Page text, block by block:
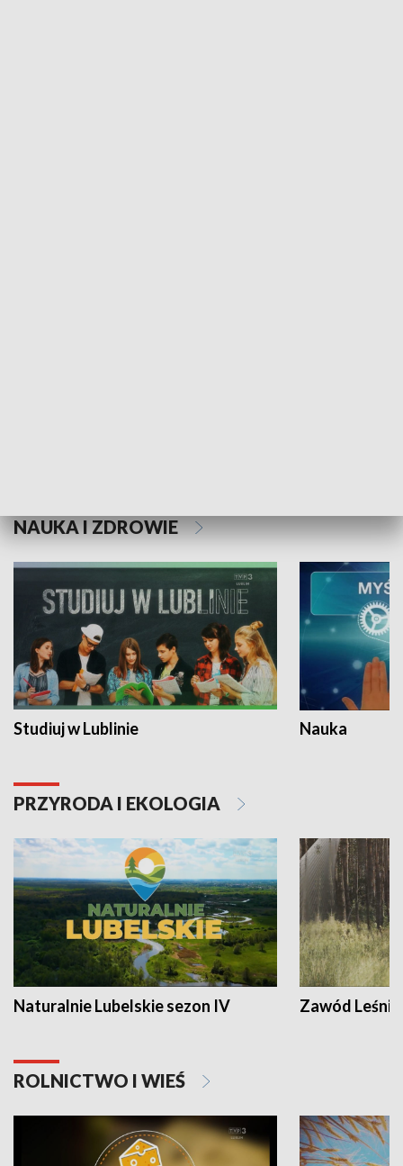
NAUKA I ZDROWIE
Studiuj w Lublinie Nauka
PRZYRODA I EKOLOGIA
Naturalnie Lubelskie sezon IV Zawód Leśnik
ROLNICTWO I WIEŚ